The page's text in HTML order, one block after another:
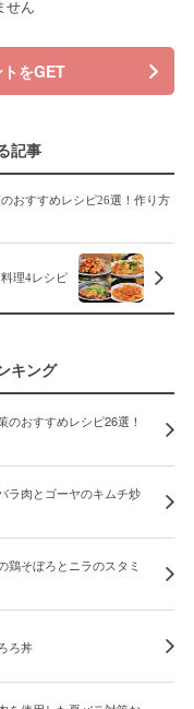
せん
をGET
記事
おすすめレシピ26選！作り方
理4レシピ
キング
のおすすめレシピ26選！
ラ肉とゴーヤのキムチ炒
鶏そぼろとニラのスタミ
ろ丼